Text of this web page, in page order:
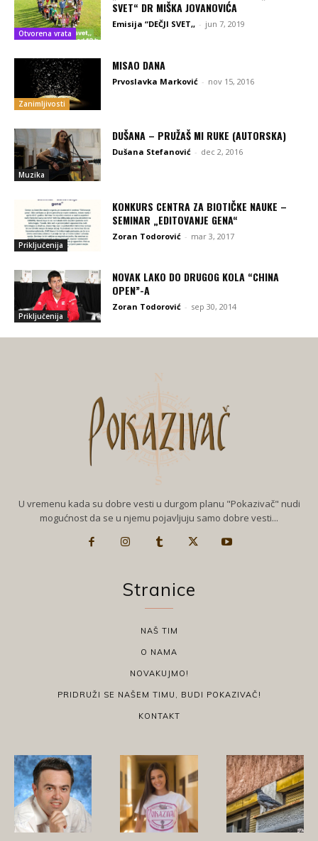
Otvorena vrata
SVET“ DR MIŠKA JOVANOVIĆA
Emisija “DEČJI SVET,, - jun 7, 2019
Zanimljivosti
MISAO DANA
Prvoslavka Marković - nov 15, 2016
Muzika
DUŠANA – PRUŽAŠ MI RUKE (AUTORSKA)
Dušana Stefanović - dec 2, 2016
Priključenija
KONKURS CENTRA ZA BIOTIČKE NAUKE –
SEMINAR „EDITOVANJE GENA“
Zoran Todorović - mar 3, 2017
Priključenija
NOVAK LAKO DO DRUGOG KOLA “CHINA
OPEN”-A
Zoran Todorović - sep 30, 2014
U vremenu kada su dobre vesti u durgom planu "Pokazivač" nudi
mogućnost da se u njemu pojavljuju samo dobre vesti...
Stranice
NAŠ TIM
O NAMA
NOVAKUJMO!
PRIDRUŽI SE NAŠEM TIMU, BUDI POKAZIVAČ!
KONTAKT